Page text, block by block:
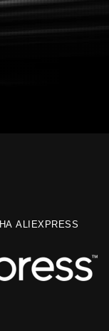
ALIEXPRESS